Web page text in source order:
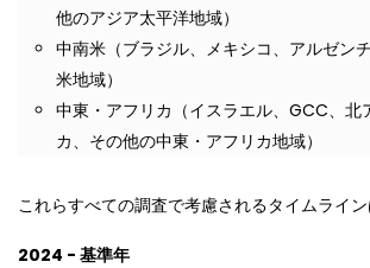
他のアジア太平洋地域）
中南米（ブラジル、メキシコ、アルゼン
米地域）
中東・アフリカ（イスラエル、GCC、北
カ、その他の中東・アフリカ地域）
これらすべての調査で考慮されるタイムライン
2024 - 基準年